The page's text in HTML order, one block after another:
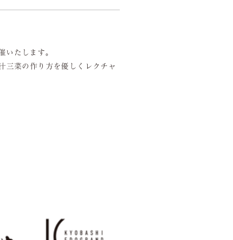
いたします。
三菜の作り方を優しくレクチャ